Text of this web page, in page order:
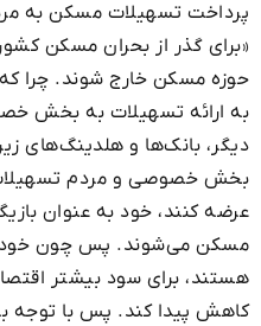
پرداخت تسهیلات مسکن به
«برای گذر از بحران مسکن
حوزه مسکن خارج شوند. چرا
به ارائه تسهیلات به بخش
دیگر، بانک‌ها و هلدینگ‌های
بخش خصوصی و مردم
عرضه کنند، خود به عنوان
مسکن می‌شوند. پس چون خود
هستند، برای سود بیشتر
کاهش پیدا کند. پس با توجه